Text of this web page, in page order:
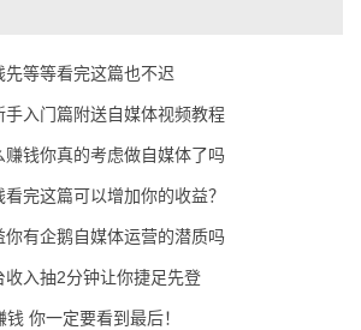
等等看完这篇也不迟
手入门篇附送自媒体视频教程
钱你真的考虑做自媒体了吗
完这篇可以增加你的收益？
有企鹅自媒体运营的潜质吗
入抽2分钟让你捷足先登
你一定要看到最后！